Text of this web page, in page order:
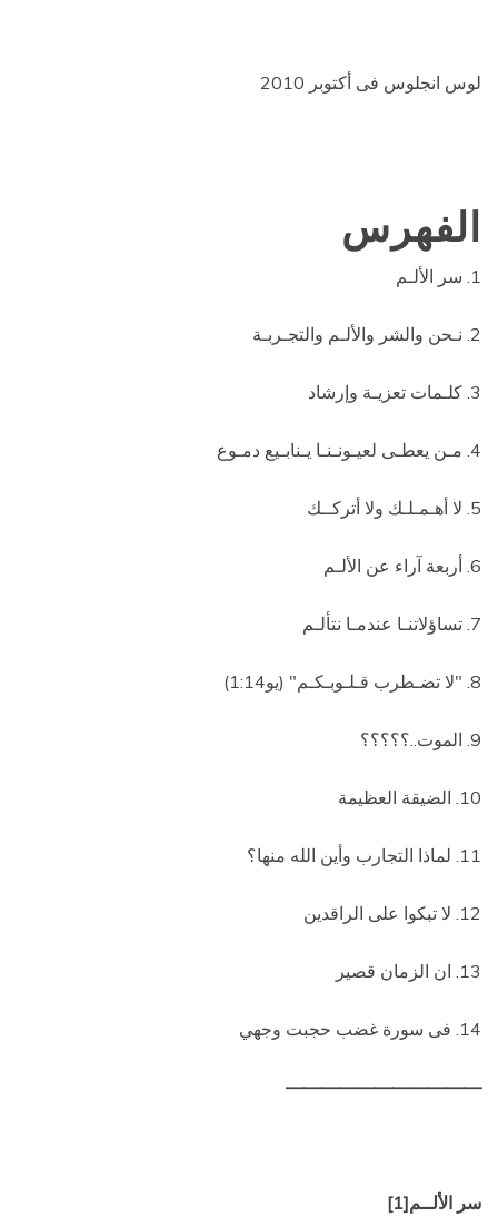
لوس انجلوس فى أكتوبر 2010
الفهرس
1. سر الألـم
2. نـحن والشر والألـم والتجـربـة
3. كلـمات تعزيـة وإرشاد
4. مـن يعطـى لعيـونـنـا يـنابـيع دمـوع
5. لا أهـمـلـك ولا أتركــك
6. أربعة آراء عن الألـم
7. تساؤلاتنـا عندمـا نتألـم
8. "لا تضـطرب قـلـوبـكـم" (يو1:14)
9. الموت..؟؟؟؟؟
10. الضيقة العظيمة
11. لماذا التجارب وأين الله منها؟
12. لا تبكوا على الراقدين
13. ان الزمان قصير
14. فى سورة غضب حجبت وجهي
———————————
سر الألــم[1]